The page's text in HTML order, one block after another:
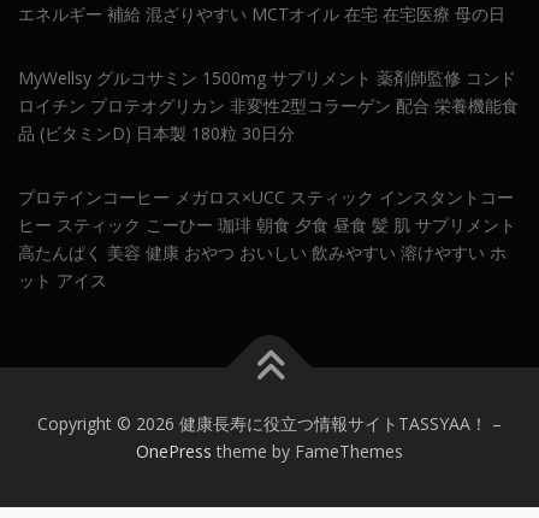
エネルギー 補給 混ざりやすい MCTオイル 在宅 在宅医療 母の日
MyWellsy グルコサミン 1500mg サプリメント 薬剤師監修 コンド
ロイチン プロテオグリカン 非変性2型コラーゲン 配合 栄養機能食
品 (ビタミンD) 日本製 180粒 30日分
プロテインコーヒー メガロス×UCC スティック インスタントコー
ヒー スティック こーひー 珈琲 朝食 夕食 昼食 髪 肌 サプリメント
高たんぱく 美容 健康 おやつ おいしい 飲みやすい 溶けやすい ホ
ット アイス
Copyright © 2026 健康長寿に役立つ情報サイトTASSYAA！ –
OnePress theme by FameThemes